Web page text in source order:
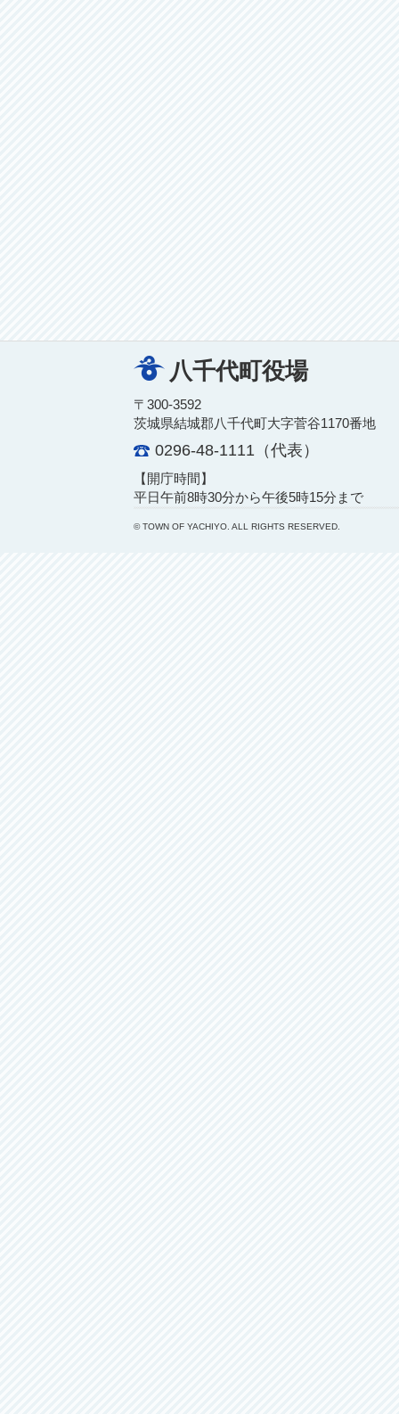
八千代町役場
〒300-3592
茨城県結城郡八千代町大字菅谷1170番地
0296-48-1111（代表）
【開庁時間】
平日午前8時30分から午後5時15分まで
© TOWN OF YACHIYO. ALL RIGHTS RESERVED.